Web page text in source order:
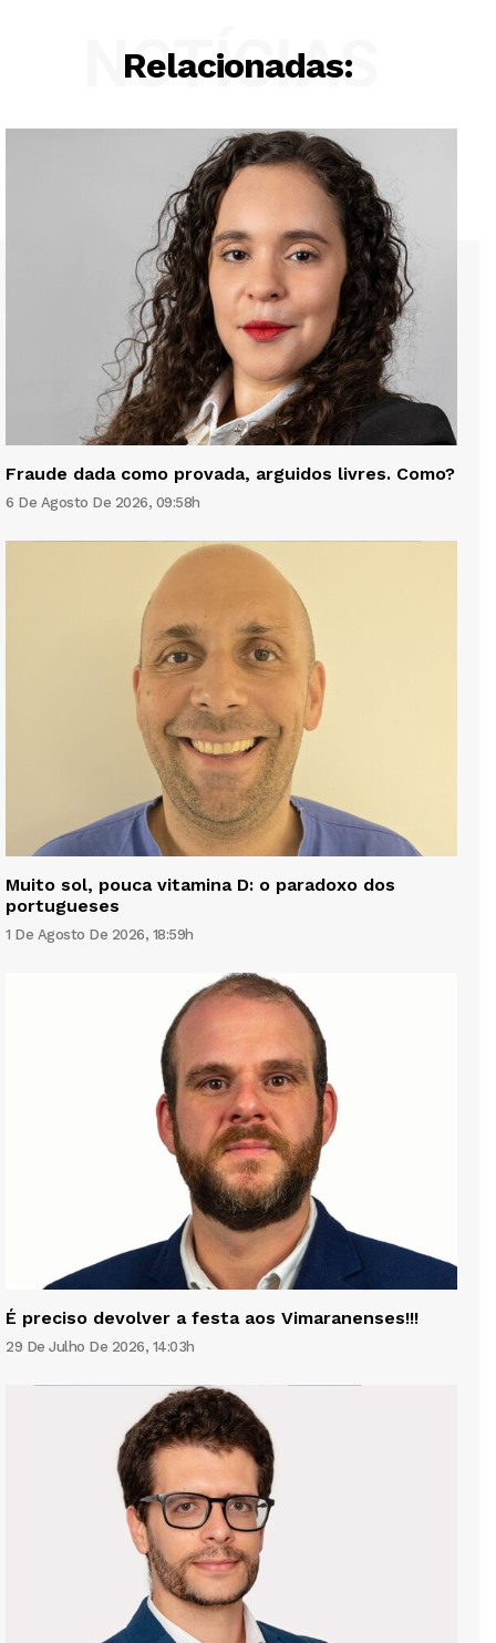
Relacionadas:
NOTÍCIAS
Fraude dada como provada, arguidos livres. Como?
6 De Agosto De 2026, 09:58h
Muito sol, pouca vitamina D: o paradoxo dos
portugueses
1 De Agosto De 2026, 18:59h
É preciso devolver a festa aos Vimaranenses!!!
29 De Julho De 2026, 14:03h